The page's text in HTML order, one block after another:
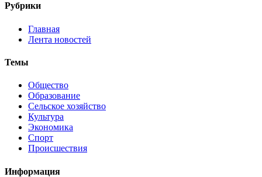
Рубрики
Главная
Лента новостей
Темы
Общество
Образование
Сельское хозяйство
Культура
Экономика
Спорт
Происшествия
Информация